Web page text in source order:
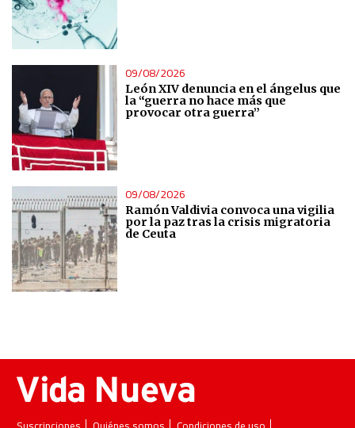
09/08/2026
León XIV denuncia en el ángelus que
la “guerra no hace más que
provocar otra guerra”
09/08/2026
Ramón Valdivia convoca una vigilia
por la paz tras la crisis migratoria
de Ceuta